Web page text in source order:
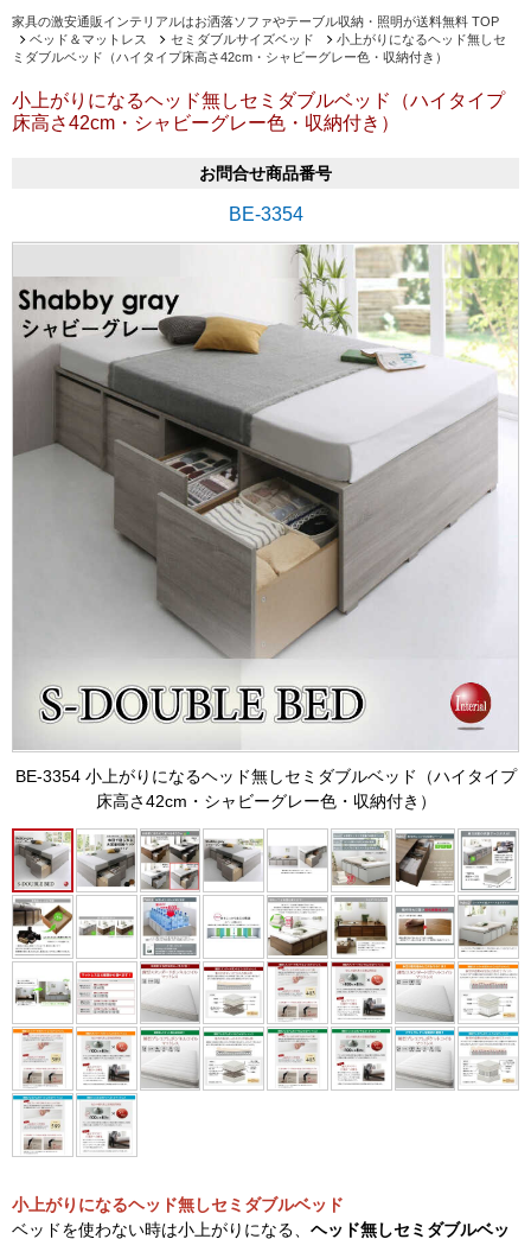
家具の激安通販インテリアルはお洒落ソファやテーブル収納・照明が送料無料 TOP
ベッド＆マットレス
セミダブルサイズベッド
小上がりになるヘッド無しセ
ミダブルベッド（ハイタイプ床高さ42cm・シャビーグレー色・収納付き）
小上がりになるヘッド無しセミダブルベッド（ハイタイプ
床高さ42cm・シャビーグレー色・収納付き）
お問合せ商品番号
BE-3354
BE-3354 小上がりになるヘッド無しセミダブルベッド（ハイタイプ
床高さ42cm・シャビーグレー色・収納付き）
小上がりになるヘッド無しセミダブルベッド
ベッドを使わない時は小上がりになる、 ヘッド無しセミダブルベッ